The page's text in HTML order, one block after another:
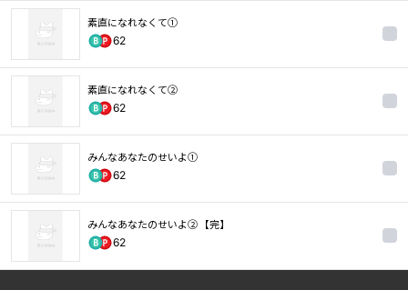
素直になれなくて①
62
素直になれなくて②
62
みんなあなたのせいよ①
62
みんなあなたのせいよ② 【完】
62